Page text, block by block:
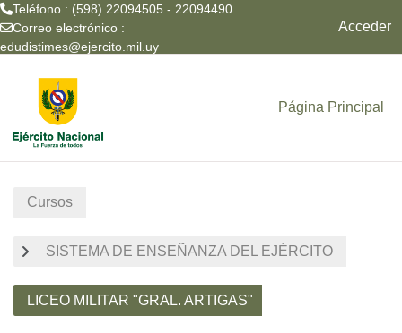
Teléfono : (598) 22094505 - 22094490
Correo electrónico :
edudistimes@ejercito.mil.uy
Acceder
Página Principal
Cursos
SISTEMA DE ENSEÑANZA DEL EJÉRCITO
LICEO MILITAR "GRAL. ARTIGAS"